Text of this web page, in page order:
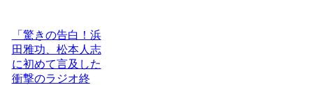
「驚きの告白！浜
田雅功、松本人志
に初めて言及した
衝撃のラジオ終